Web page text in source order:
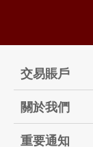
交易賬戶
關於我們
重要通知